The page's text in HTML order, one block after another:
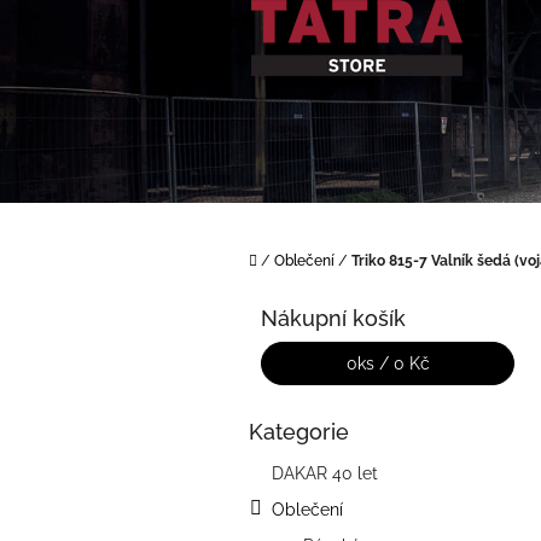
Domů
/ Oblečení / Triko 815-7 Valník šedá
Nákupní košík
0ks / 0 Kč
Přeskočit
Kategorie
DAKAR 40 let
Oblečení